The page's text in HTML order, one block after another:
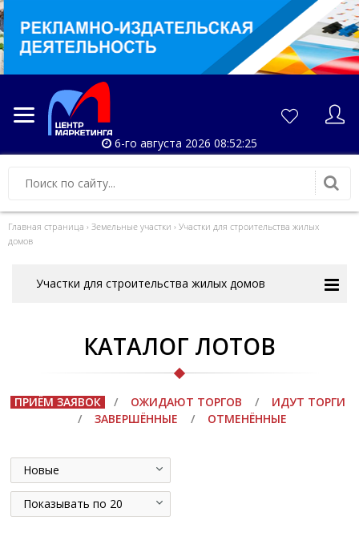
6-го августа 2026 08:52:25
Главная страница › Земельные участки › Участки для строительства жилых
домов
Участки для строительства жилых домов
КАТАЛОГ ЛОТОВ
ПРИЁМ ЗАЯВОК / ОЖИДАЮТ ТОРГОВ /
ИДУТ ТОРГИ
/
ЗАВЕРШЁННЫЕ / ОТМЕНЁННЫЕ
Новые
Показывать по 20